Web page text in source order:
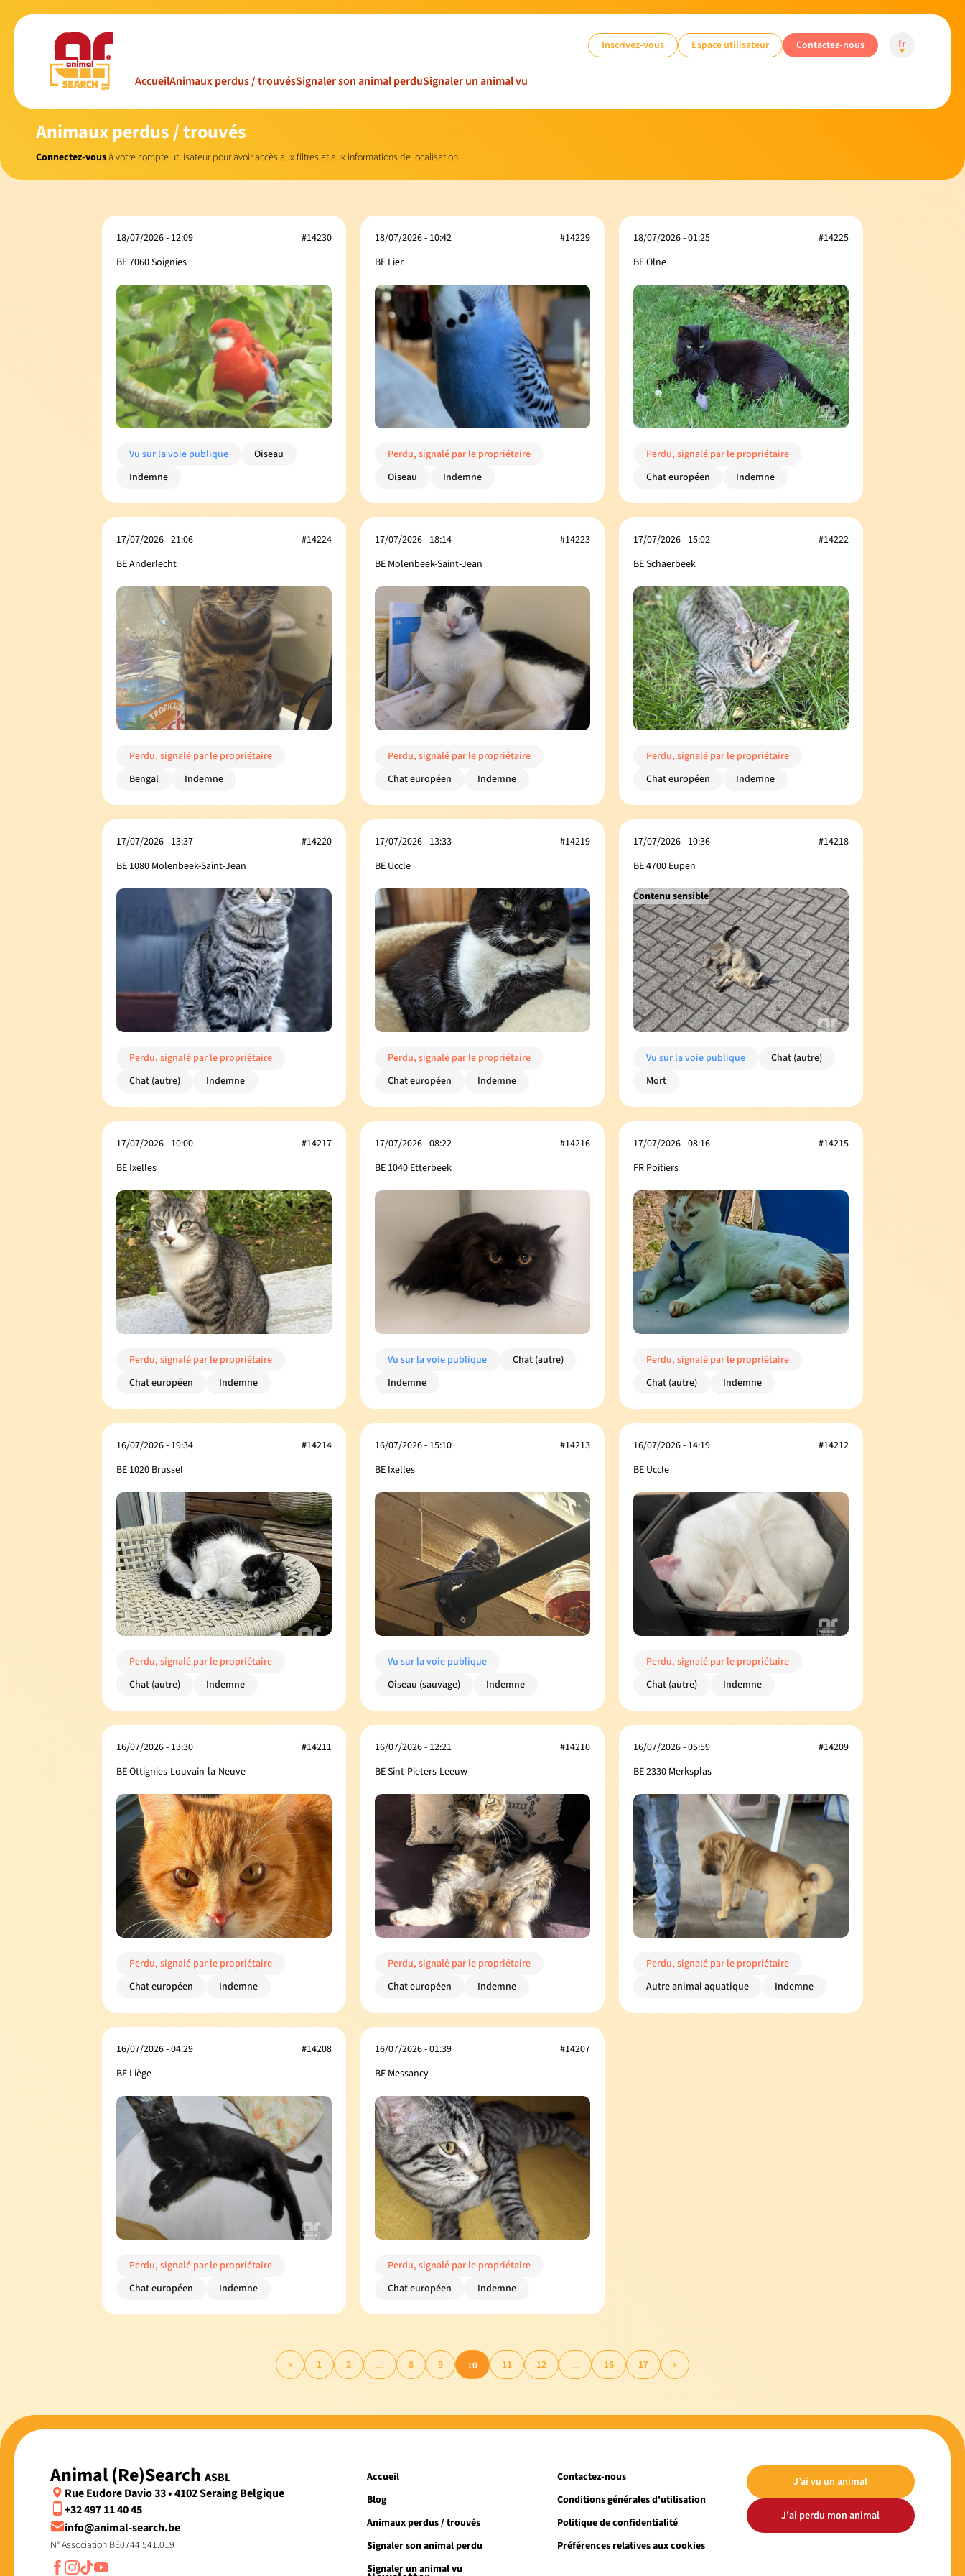
AccueilAnimaux perdus / trouvésSignaler son animal perduSignaler un animal vu
Inscrivez-vous Espace utilisateur Contactez-nous fr
Animaux perdus / trouvés
Connectez-vousà votre compte utilisateur pour avoir accès aux filtres et aux informations de localisation.
18/07/2026 - 12:09
BE 7060 Soignies
#14230
Vu sur la voie publique
Oiseau
Indemne
18/07/2026 - 10:42
BE Lier
#14229
Perdu, signalé par le propriétaire
Oiseau
Indemne
18/07/2026 - 01:25
BE Olne
#14225
Perdu, signalé par le propriétaire
Chat européen
Indemne
17/07/2026 - 21:06
BE Anderlecht
#14224
Perdu, signalé par le propriétaire
Bengal
Indemne
17/07/2026 - 18:14
BE Molenbeek-Saint-Jean
#14223
Perdu, signalé par le propriétaire
Chat européen
Indemne
17/07/2026 - 15:02
BE Schaerbeek
#14222
Perdu, signalé par le propriétaire
Chat européen
Indemne
17/07/2026 - 13:37
BE 1080 Molenbeek-Saint-Jean
#14220
Perdu, signalé par le propriétaire
Chat (autre)
Indemne
17/07/2026 - 13:33
BE Uccle
#14219
Perdu, signalé par le propriétaire
Chat européen
Indemne
17/07/2026 - 10:36
BE 4700 Eupen
#14218
Contenu sensible
Vu sur la voie publique
Chat (autre)
Mort
17/07/2026 - 10:00
BE Ixelles
#14217
Perdu, signalé par le propriétaire
Chat européen
Indemne
17/07/2026 - 08:22
BE 1040 Etterbeek
#14216
Vu sur la voie publique
Chat (autre)
Indemne
17/07/2026 - 08:16
FR Poitiers
#14215
Perdu, signalé par le propriétaire
Chat (autre)
Indemne
16/07/2026 - 19:34
BE 1020 Brussel
#14214
Perdu, signalé par le propriétaire
Chat (autre)
Indemne
16/07/2026 - 15:10
BE Ixelles
#14213
Vu sur la voie publique
Oiseau (sauvage)
Indemne
16/07/2026 - 14:19
BE Uccle
#14212
Perdu, signalé par le propriétaire
Chat (autre)
Indemne
16/07/2026 - 13:30
BE Ottignies-Louvain-la-Neuve
#14211
Perdu, signalé par le propriétaire
Chat européen
Indemne
16/07/2026 - 12:21
BE Sint-Pieters-Leeuw
#14210
Perdu, signalé par le propriétaire
Chat européen
Indemne
16/07/2026 - 05:59
BE 2330 Merksplas
#14209
Perdu, signalé par le propriétaire
Autre animal aquatique
Indemne
16/07/2026 - 04:29
BE Liège
#14208
Perdu, signalé par le propriétaire
Chat européen
Indemne
16/07/2026 - 01:39
BE Messancy
#14207
Perdu, signalé par le propriétaire
Chat européen
Indemne
« 1 2 ... 8 9 10 11 12 ... 16 17 »
Animal (Re)Search ASBL
Rue Eudore Davio 33 • 4102 Seraing Belgique
+32 497 11 40 45
info@animal-search.be
N° Association BE0744.541.019
Accueil
Blog
Animaux perdus / trouvés
Signaler son animal perdu
Signaler un animal vu
Contactez-nous
Conditions générales d'utilisation
Politique de confidentialité
Préférences relatives aux cookies
J’ai vu un animal
J'ai perdu mon animal